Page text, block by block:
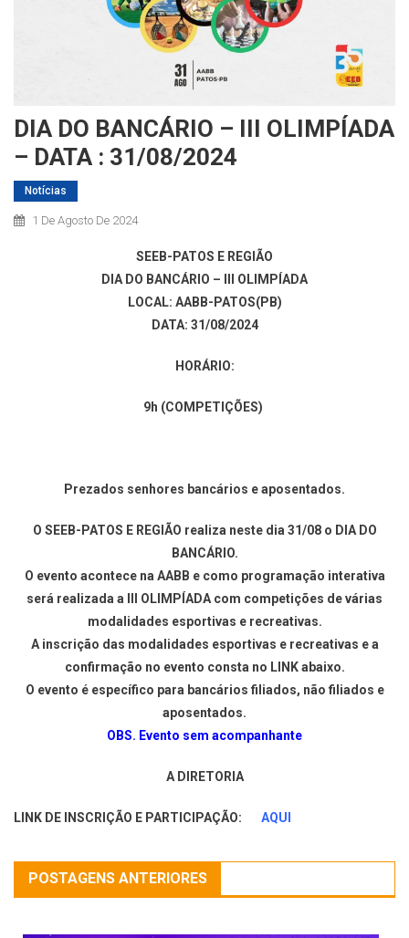
DIA DO BANCÁRIO – III OLIMPÍADA
– DATA : 31/08/2024
Notícias
1 De Agosto De 2024
SEEB-PATOS E REGIÃO
DIA DO BANCÁRIO – III OLIMPÍADA
LOCAL: AABB-PATOS(PB)
DATA: 31/08/2024
HORÁRIO:
9h (COMPETIÇÕES)
Prezados senhores bancários e aposentados.
O SEEB-PATOS E REGIÃO realiza neste dia 31/08 o DIA DO
BANCÁRIO.
O evento acontece na AABB e como programação interativa
será realizada a III OLIMPÍADA com competições de várias
modalidades esportivas e recreativas.
A inscrição das modalidades esportivas e recreativas e a
confirmação no evento consta no LINK abaixo.
O evento é específico para bancários filiados, não filiados e
aposentados.
OBS. Evento sem acompanhante
A DIRETORIA
LINK DE INSCRIÇÃO E PARTICIPAÇÃO: AQUI
POSTAGENS ANTERIORES